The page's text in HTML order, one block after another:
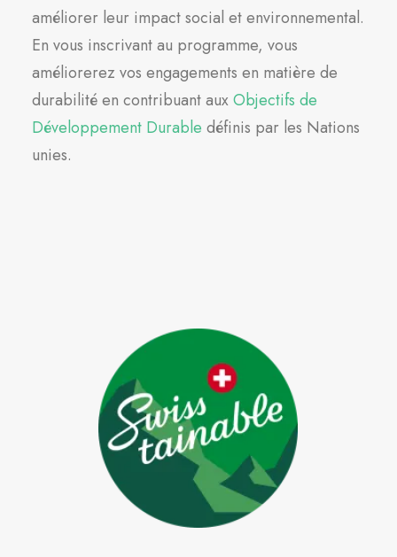
améliorer leur impact social et environnemental.
En vous inscrivant au programme, vous
améliorerez vos engagements en matière de
durabilité en contribuant auxObjectifs de
Développement Durable définis par les Nations
unies.